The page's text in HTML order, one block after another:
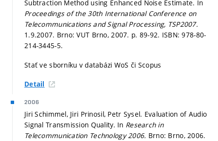
Subtraction Method using Enhanced Noise Estimate. In
Proceedings of the 30th International Conference on
Telecommunications and Signal Processing, TSP2007.
1.9.2007. Brno: VUT Brno, 2007. p. 89-92. ISBN: 978-80-
214-3445-5.
Stať ve sborníku v databázi WoS či Scopus
Detail
2006
Jiri Schimmel, Jiri Prinosil, Petr Sysel. Evaluation of Audio
Signal Transmission Quality. In Research in
Telecommunication Technology 2006. Brno: Brno, 2006.